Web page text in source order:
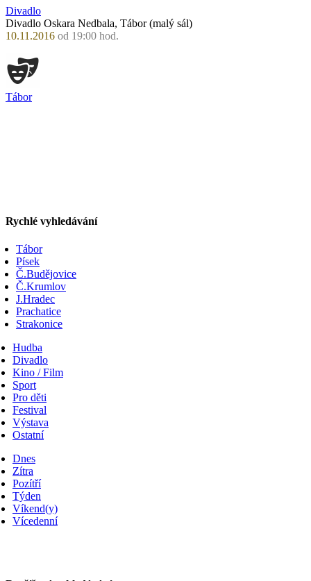
Divadlo
Divadlo Oskara Nedbala, Tábor (malý sál)
10.11.2016 od 19:00 hod.
Tábor
Rychlé vyhledávání
Tábor
Písek
Č.Budějovice
Č.Krumlov
J.Hradec
Prachatice
Strakonice
Hudba
Divadlo
Kino / Film
Sport
Pro děti
Festival
Výstava
Ostatní
Dnes
Zítra
Pozítří
Týden
Víkend(y)
Vícedenní